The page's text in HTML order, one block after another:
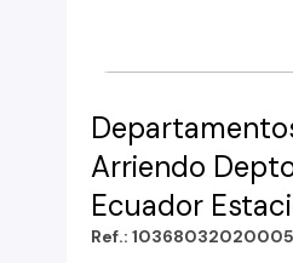
Arriendo
Ecuador
Ref.: